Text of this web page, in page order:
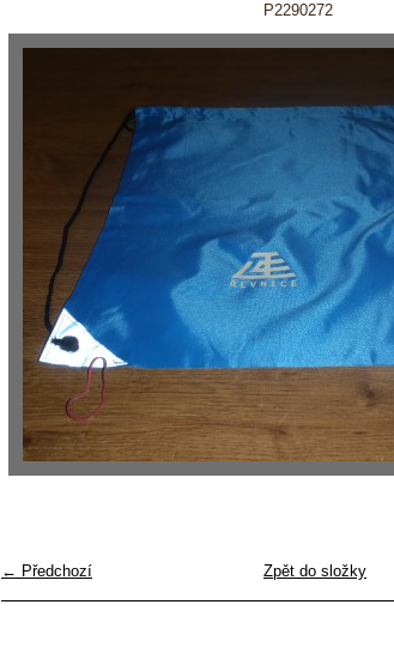
P2290272
← Předchozí Zpět do složky